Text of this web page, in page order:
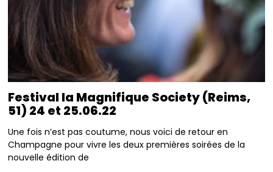
Festival la Magnifique Society (Reims,
51) 24 et 25.06.22
Une fois n’est pas coutume, nous voici de retour en
Champagne pour vivre les deux premières soirées de la
nouvelle édition de